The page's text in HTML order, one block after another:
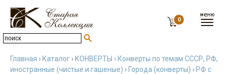
0
Главная › Каталог › КОНВЕРТЫ › Конверты по темам СССР, РФ,
иностранные (чистые и гашеные) › Города (конверты) › РФ с